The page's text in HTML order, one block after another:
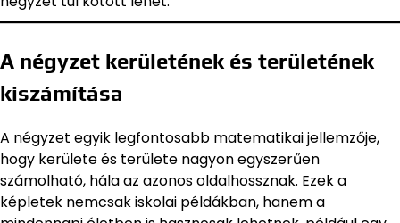
A négyzet kerületének és területének
kiszámítása
A négyzet egyik legfontosabb matematikai jellemzője,
hogy kerülete és területe nagyon egyszerűen
számolható, hála az azonos oldalhossznak. Ezek a
képletek nemcsak iskolai példákban, hanem a